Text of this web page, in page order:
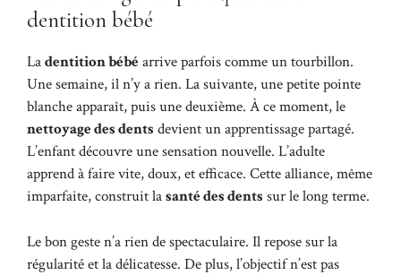
dentition bébé
Ladentition bébéarrive parfois comme un tourbillon.
Une semaine, il n’y a rien. La suivante, une petite pointe
blanche apparaît, puis une deuxième. À ce moment, le
nettoyage des dents devient un apprentissage partagé.
L’enfant découvre une sensation nouvelle. L’adulte
apprend à faire vite, doux, et efficace. Cette alliance, même
imparfaite, construit lasanté des dents sur le long terme.
Le bon geste n’a rien de spectaculaire. Il repose sur la
régularité et la délicatesse. De plus, l’objectif n’est pas